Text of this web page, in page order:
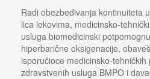
Radi obezbeđivanja kontinuiteta
lica lekovima, medicinsko-
usluga biomedicinski
hiperbarične oksigenacije,
isporučioce medicinsko-
zdravstvenih usluga BMPO i